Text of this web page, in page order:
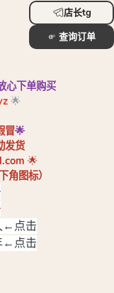
店长tg
查询订单
心下单购买
🌟
冒🌟
发货
🌟
角图标）
←点击
←点击